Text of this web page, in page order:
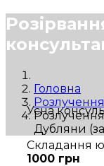
Головна
Розлучення
Дубляни
Усна
Складання
1000 грн